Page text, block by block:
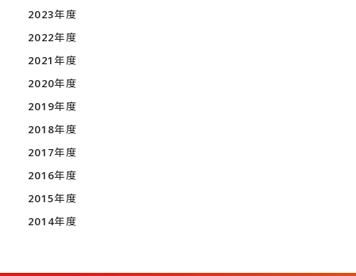
2023年度
2022年度
2021年度
2020年度
2019年度
2018年度
2017年度
2016年度
2015年度
2014年度